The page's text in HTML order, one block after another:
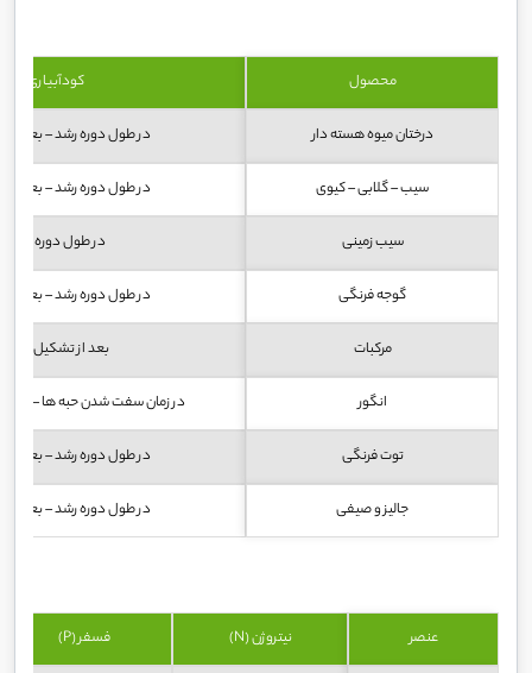
محصول کودآبیاری
درختان میوه هسته دار در طول دوره رشد – بعد
سیب – گلابی – کیوی در طول دوره رشد – بعد
سیب زمینی در طول دوره رشد
گوجه فرنگی در طول دوره رشد – بعد
مرکبات بعد از تشکیل میوه
انگور در زمان سفت شدن حبه ها – قبل
توت فرنگی در طول دوره رشد – بعد
جالیز و صیفی در طول دوره رشد – بعد
عنصر نیتروژن (N) فسفر (P)